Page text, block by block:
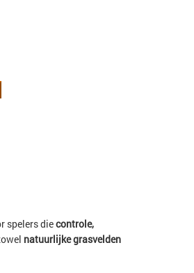
spelers diecontrole,
natuurlijke grasvelden